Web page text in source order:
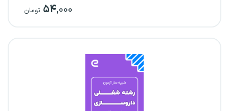
۵۴,۰۰۰ تومان